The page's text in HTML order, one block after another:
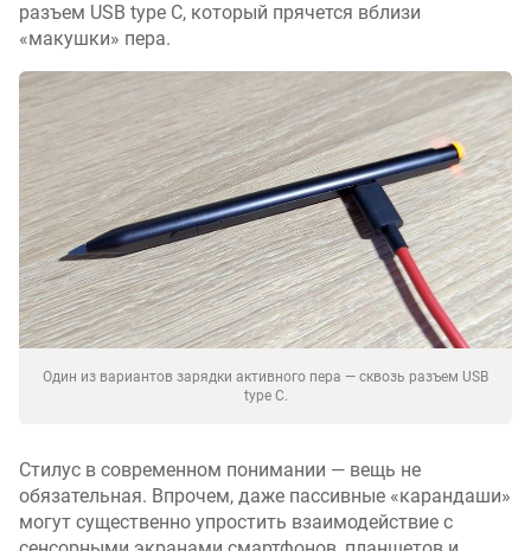
разъем USB type C, который прячется вблизи
«макушки» пера.
Один из вариантов зарядки активного пера — сквозь разъем USB
type C.
Стилус в современном понимании — вещь не
обязательная. Впрочем, даже пассивные «карандаши»
могут существенно упростить взаимодействие с